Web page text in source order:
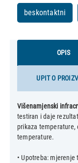
beskontaktni
OPIS
UPIT O
Višenamjenski
testiran i daje
prikaza temperature,
temperature.
• Upotreba: